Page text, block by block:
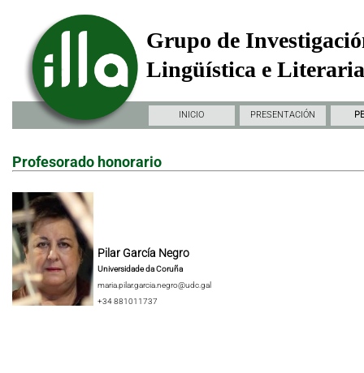
Grupo de
Lingüística e
INICIO PRESENTACIÓN
Profesorado honorario
Pilar García Negro
Universidade da Coruña
maria.pilar.garcia.negro@udc.gal
+34 881011737